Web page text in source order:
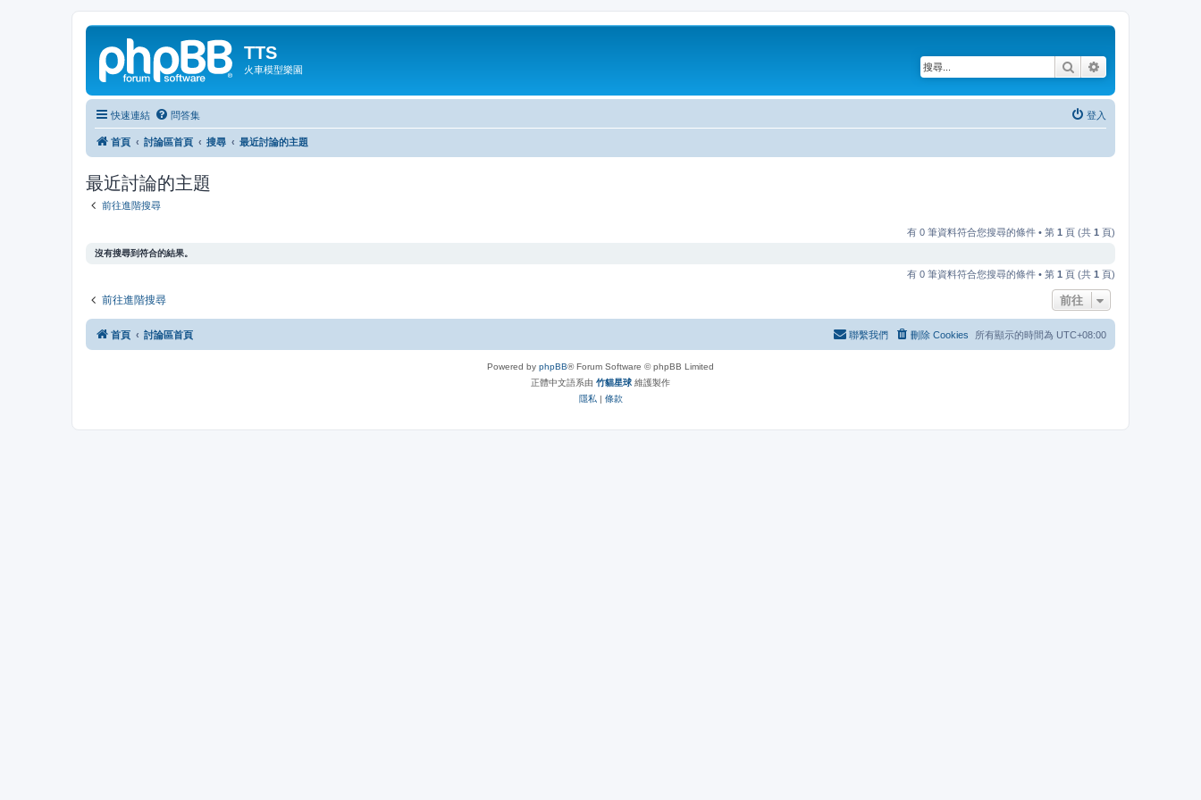
TTS
火車模型樂園 搜尋
快速連結 問答集 登入
首頁 討論區首頁 搜尋 最近討論的主題
最近討論的主題
前往進階搜尋
有 0 筆資料符合您搜尋的條件 • 第 1 頁 (共 1 頁)
沒有搜尋到符合的結果。
有 0 筆資料符合您搜尋的條件 • 第 1 頁 (共 1 頁)
前往進階搜尋 前往
首頁 討論區首頁 所有顯示的時間為 UTC+08:00
刪除 Cookies
聯繫我們
Powered by phpBB® Forum Software © phpBB Limited
正體中文語系由 竹貓星球 維護製作
隱私 | 條款